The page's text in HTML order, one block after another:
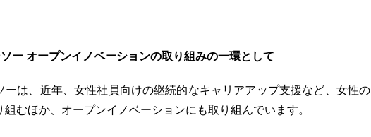
ー オープンイノベーションの取り組みの一環として
ーは、近年、女性社員向けの継続的なキャリアアップ支援など、女性の
組むほか、オープンイノベーションにも取り組んでいます。